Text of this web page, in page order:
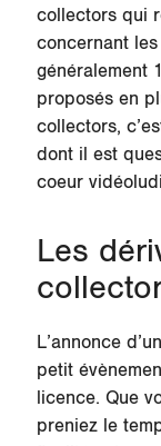
collectors qui
concernant
généralement
proposés en
collectors,
dont il est
coeur
Les
L’annonce
petit
licence. Que
preniez le